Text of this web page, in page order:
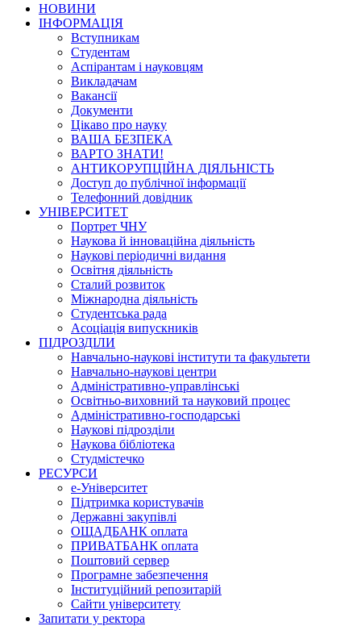
НОВИНИ
ІНФОРМАЦІЯ
Вступникам
Студентам
Аспірантам і науковцям
Викладачам
Вакансії
Документи
Цікаво про науку
ВАША БЕЗПЕКА
ВАРТО ЗНАТИ!
АНТИКОРУПЦІЙНА ДІЯЛЬНІСТЬ
Доступ до публічної інформації
Телефонний довідник
УНІВЕРСИТЕТ
Портрет ЧНУ
Наукова й інноваційна діяльність
Наукові періодичні видання
Освітня діяльність
Сталий розвиток
Міжнародна діяльність
Студентська рада
Асоціація випускників
ПІДРОЗДІЛИ
Навчально-наукові інститути та факультети
Навчально-наукові центри
Адміністративно-управлінські
Освітньо-виховний та науковий процес
Адміністративно-господарські
Наукові підрозділи
Наукова бібліотека
Студмістечко
РЕСУРСИ
е-Університет
Підтримка користувачів
Державні закупівлі
ОЩАДБАНК оплата
ПРИВАТБАНК оплата
Поштовий сервер
Програмне забезпечення
Інституційний репозитарій
Сайти університету
Запитати у ректора